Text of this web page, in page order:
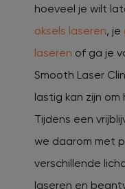
hoeveel je wilt
oksels laseren, je
laseren of ga je
Smooth Laser
lastig kan zijn om
Tijdens een
we daarom met
verschillende
laseren en